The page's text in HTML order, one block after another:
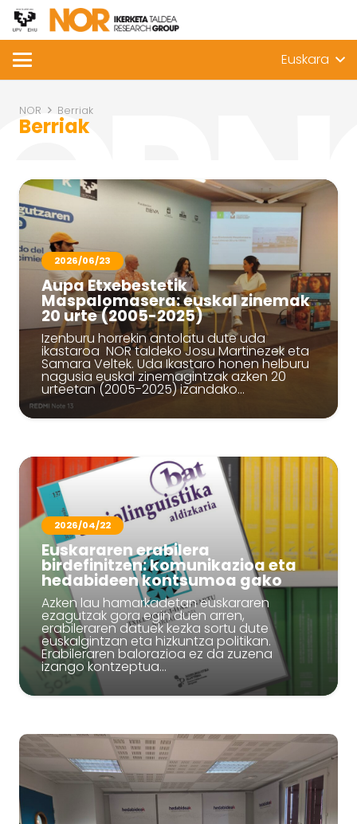
Euskara
NOR Berriak
Berriak
2026/06/23
Aupa Etxebestetik
Maspalomasera: euskal zinemak
20 urte (2005-2025)
Izenburu horrekin antolatu dute uda
ikastaroa NOR taldeko Josu Martinezek eta
Samara Veltek. Uda Ikastaro honen helburu
nagusia euskal zinemagintzak azken 20
urteetan (2005-2025) izandako…
2026/04/22
Euskararen erabilera
birdefinitzen: komunikazioa eta
hedabideen kontsumoa gako
Azken lau hamarkadetan euskararen
ezagutzak gora egin duen arren,
erabileraren datuek kezka sortu dute
euskalgintzan eta hizkuntza politikan.
Erabileraren balorazioa ez da zuzena
izango kontzeptua…